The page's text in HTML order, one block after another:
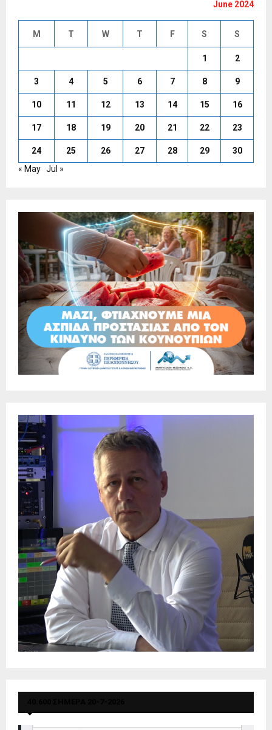
June 2024
M T W T F S S
1 2
3 4 5 6 7 8 9
10 11 12 13 14 15 16
17 18 19 20 21 22 23
24 25 26 27 28 29
30
« May Jul »